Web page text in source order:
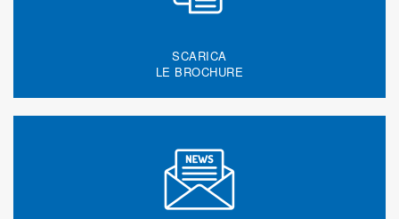
SCARICA
LE BROCHURE